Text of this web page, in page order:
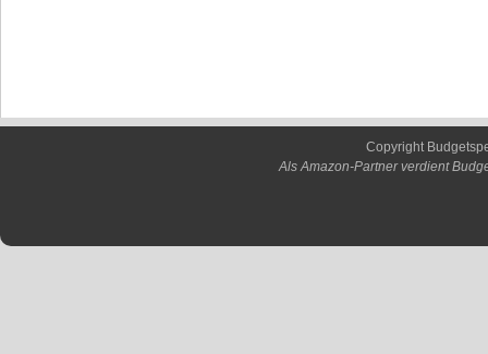
Copyright
Als Amazon-Partner verdient